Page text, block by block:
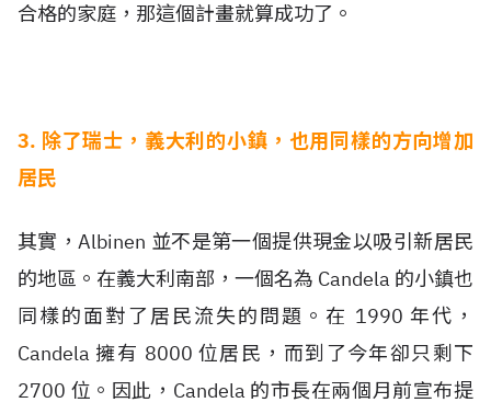
合格的家庭，那這個計畫就算成功了。
3. 除了瑞士，義大利的小鎮，也用同樣的方向增加
居民
其實，Albinen 並不是第一個提供現金以吸引新居民
的地區。在義大利南部，一個名為 Candela 的小鎮也
同樣的面對了居民流失的問題。在 1990 年代，
Candela 擁有 8000 位居民，而到了今年卻只剩下
2700 位。因此，Candela 的市長在兩個月前宣布提